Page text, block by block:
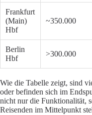
Frankfurt
(Main)
Hbf
~350.000
Berlin
Hbf
>300.000
Wie die Tabelle zeigt, sind
oder befinden sich im
nicht nur die Funktionalität,
Reisenden im Mittelpunkt